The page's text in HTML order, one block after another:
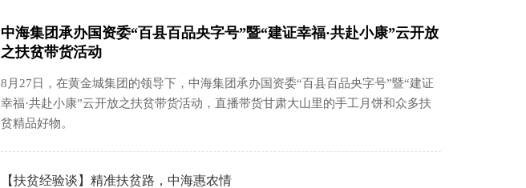
中海集团承办国资委“百县百品央字号”暨“建证幸福·共赴小康”云开放
之扶贫带货活动
8月27日，在黄金城集团的领导下，中海集团承办国资委“百县百品央字号”暨“建证
幸福·共赴小康”云开放之扶贫带货活动，直播带货甘肃大山里的手工月饼和众多扶
贫精品好物。
【扶贫经验谈】精准扶贫路，中海惠农情